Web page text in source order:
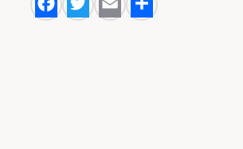
Facebook
Twitter
EmailShare